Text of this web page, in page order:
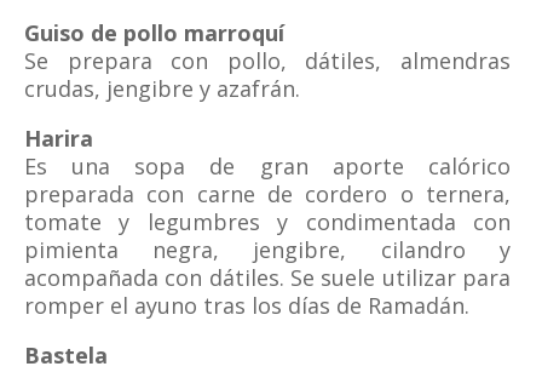
Guiso de pollo marroquí
Se prepara con pollo, dátiles, almendras
crudas, jengibre y azafrán.
Harira
Es una sopa de gran aporte calórico
preparada con carne de cordero o ternera,
tomate y legumbres y condimentada con
pimienta negra, jengibre, cilandro y
acompañada con dátiles. Se suele utilizar para
romper el ayuno tras los días de Ramadán.
Bastela